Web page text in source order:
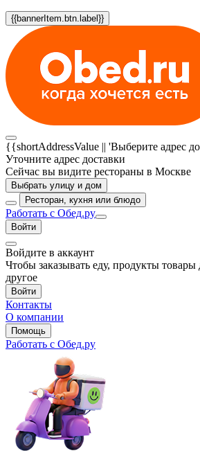
{{bannerItem.btn.label}}
{{shortAddressValue || 'Выберите адрес
Уточните адрес доставки
Сейчас вы видите рестораны в Москве
Выбрать улицу и дом
Ресторан, кухня или блюдо
Работать с Обед.ру
Войти
Войдите в аккаунт
Чтобы заказывать еду, продукты
другое
Войти
Контакты
О компании
Помощь
Работать с Обед.ру